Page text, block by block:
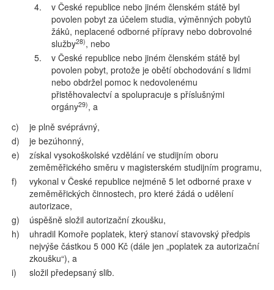
4.
v České republice nebo jiném členském státě byl
povolen pobyt za účelem studia, výměnných pobytů
žáků, neplacené odborné přípravy nebo dobrovolné
služby28), nebo
5.
v České republice nebo jiném členském státě byl
povolen pobyt, protože je obětí obchodování s lidmi
nebo obdržel pomoc k nedovolenému
přistěhovalectví a spolupracuje s příslušnými
orgány29), a
c)
je plně svéprávný,
d)
je bezúhonný,
e)
získal vysokoškolské vzdělání ve studijním oboru
zeměměřického směru v magisterském studijním programu,
f)
vykonal v České republice nejméně 5 let odborné praxe v
zeměměřických činnostech, pro které žádá o udělení
autorizace,
g)
úspěšně složil autorizační zkoušku,
h)
uhradil Komoře poplatek, který stanoví stavovský předpis
nejvýše částkou 5 000 Kč (dále jen „poplatek za autorizační
zkoušku“), a
i)
složil předepsaný slib.